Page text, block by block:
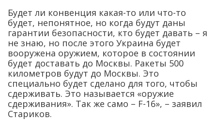
Будет ли конвенция какая-то или что-то
будет, непонятное, но когда будут даны
гарантии безопасности, кто будет давать – я
не знаю, но после этого Украина будет
вооружена оружием, которое в состоянии
будет доставать до Москвы. Ракеты 500
километров будут до Москвы. Это
специально будет сделано для того, чтобы
сдерживать. Это называется «оружие
сдерживания». Так же само – F-16», – заявил
Стариков.